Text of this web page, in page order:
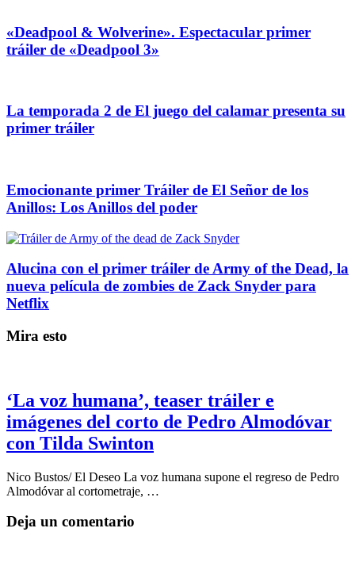
«Deadpool & Wolverine». Espectacular primer
tráiler de «Deadpool 3»
La temporada 2 de El juego del calamar presenta su
primer tráiler
Emocionante primer Tráiler de El Señor de los
Anillos: Los Anillos del poder
Alucina con el primer tráiler de Army of the Dead, la
nueva película de zombies de Zack Snyder para
Netflix
Mira esto
‘La voz humana’, teaser tráiler e
imágenes del corto de Pedro Almodóvar
con Tilda Swinton
Nico Bustos/ El Deseo La voz humana supone el regreso de Pedro
Almodóvar al cortometraje, …
Deja un comentario